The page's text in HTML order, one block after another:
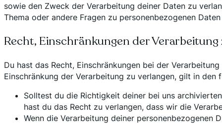
sowie den Zweck der Verarbeitung deiner Daten zu
Thema oder andere Fragen zu personenbezogenen
Recht, Einschränkungen der Verarbeitung
Du hast das Recht, Einschränkungen bei der
Einschränkung der Verarbeitung zu verlangen, gilt in den
Solltest du die Richtigkeit deiner bei uns
hast du das Recht zu verlangen, dass wir die
Wenn die Verarbeitung deiner